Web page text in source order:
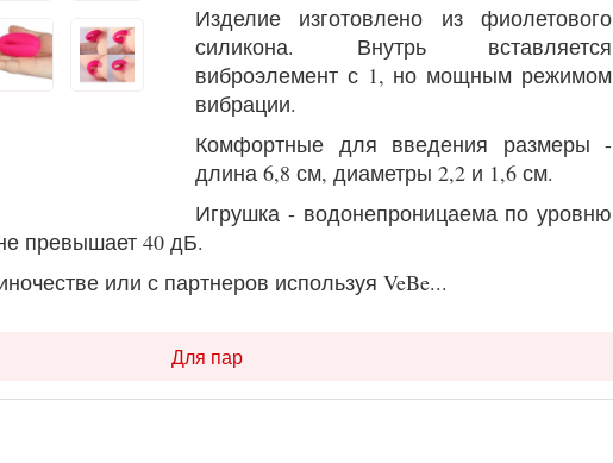
Изделие изготовлено из фиолетового
силикона. Внутрь вставляется
виброэлемент с 1, но мощным режимом
вибрации.
Комфортные для введения размеры -
длина 6,8 см, диаметры 2,2 и 1,6 см.
Игрушка - водонепроницаема по уровню
превышает 40 дБ.
или с партнеров используя VeBe...
Для пар